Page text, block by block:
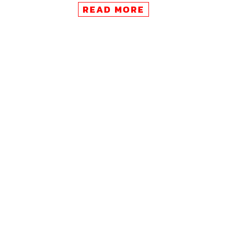
ก่อนหน้านี้เขาก็เคยโพสต์ถึงประเด็นการขายต่อบัตร
คอนเสิร์ตของเขาในราคาสูงอีกด้วยว่า “ทุกคนอย่าซื้อตั๋ว
READ MORE